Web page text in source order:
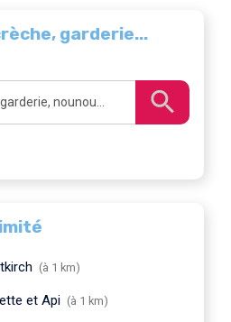
garderie...
(à 1 km)
et Api (à 1 km)